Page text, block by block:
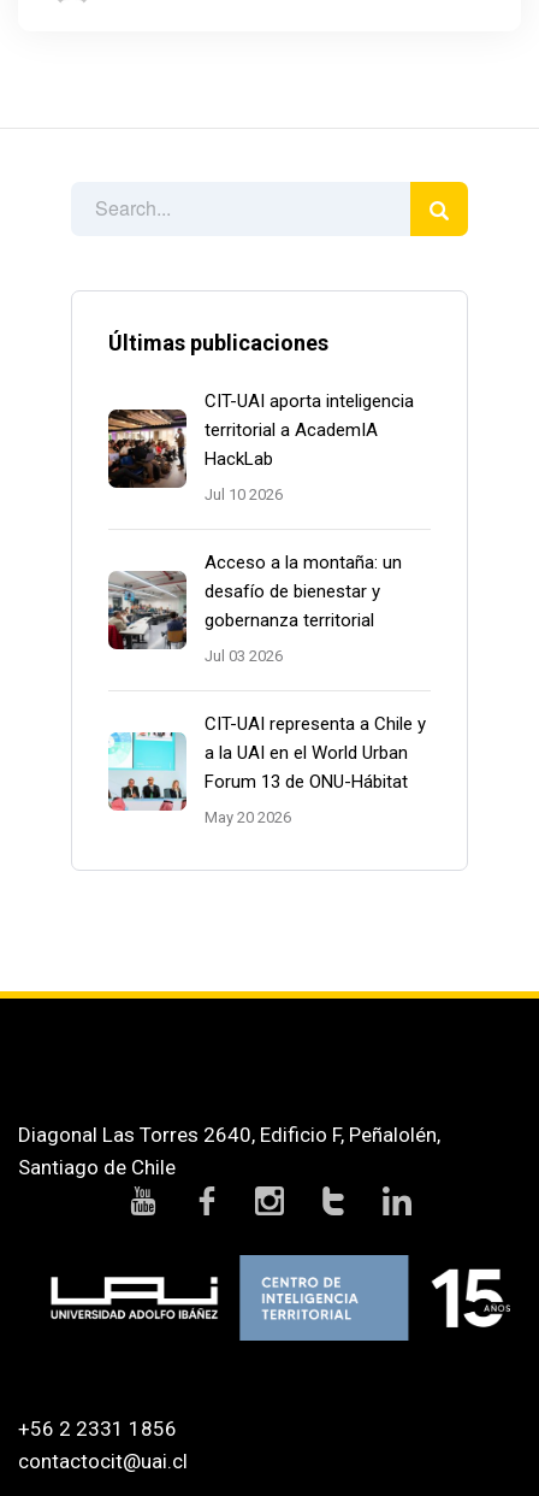
Últimas publicaciones
CIT-UAI aporta inteligencia
territorial a AcademIA
HackLab
Jul 10 2026
Acceso a la montaña: un
desafío de bienestar y
gobernanza territorial
Jul 03 2026
CIT-UAI representa a Chile y
a la UAI en el World Urban
Forum 13 de ONU-Hábitat
May 20 2026
Diagonal Las Torres 2640, Edificio F, Peñalolén,
Santiago de Chile
+56 2 2331 1856
contactocit@uai.cl